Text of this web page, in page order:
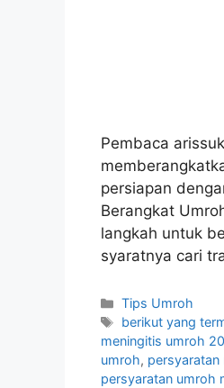
Pembaca
persiapan
Berangkat
langkah untuk
syaratnya cari
Categories
Tips Umroh
Tags
berikut yang
meningitis umroh
umroh, persyaratan
persyaratan umroh